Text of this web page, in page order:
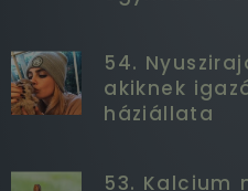
54.
akiknek
háziállata
53. Kalcium